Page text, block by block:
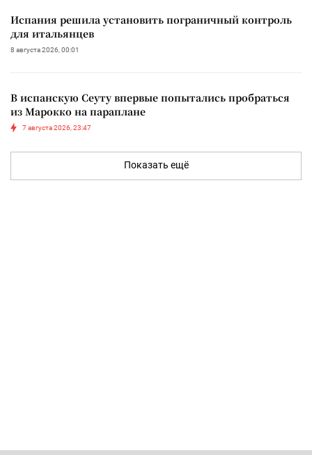
Испания решила установить пограничный контроль
для итальянцев
8 августа 2026, 00:01
В испанскую Сеуту впервые попытались пробраться
из Марокко на параплане
7 августа 2026, 23:47
Показать ещё